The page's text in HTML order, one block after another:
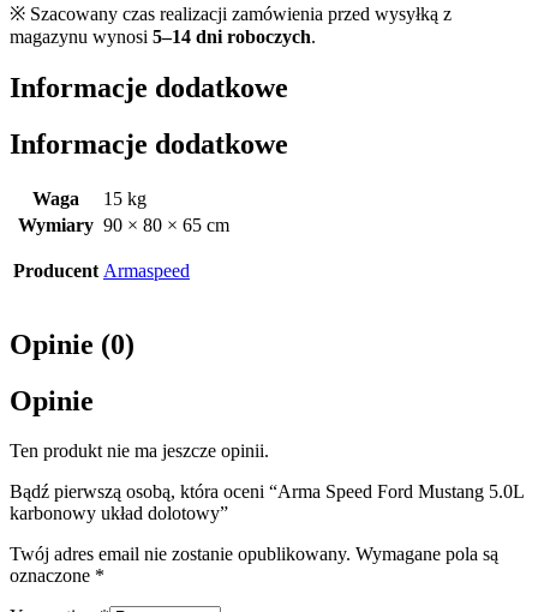
※ Szacowany czas realizacji zamówienia przed wysyłką z
magazynu wynosi 5–14 dni roboczych.
Informacje dodatkowe
Informacje dodatkowe
Waga
15 kg
Wymiary 90 × 80 × 65 cm
Producent Armaspeed
Opinie (0)
Opinie
Ten produkt nie ma jeszcze opinii.
Bądź pierwszą osobą, która oceni “Arma Speed Ford Mustang 5.0L
karbonowy układ dolotowy”
Twój adres email nie zostanie opublikowany. Wymagane pola są
oznaczone *